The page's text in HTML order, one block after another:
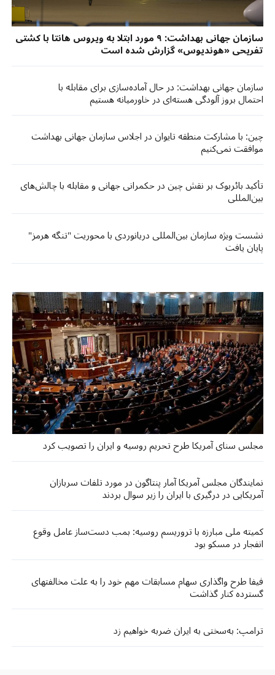
سازمان جهانی بهداشت: ۹ مورد ابتلا به ویروس هانتا با کشتی
تفریحی «هوندیوس» گزارش شده است
سازمان جهانی بهداشت: در حال آماده‌سازی برای مقابله با
احتمال بروز آلودگی هسته‌ای در خاورمیانه هستیم
چین: با مشارکت منطقه تایوان در اجلاس سازمان جهانی بهداشت
موافقت نمی‌کنیم
تأکید بائربوک بر نقش چین در حکمرانی جهانی و مقابله با چالش‌های
بین‌المللی
نشست ویژه سازمان بین‌المللی دریانوردی با محوریت "تنگه هرمز"
پایان یافت
مجلس سنای آمریکا طرح تحریم روسیه و ایران را تصویب کرد
نمایندگان مجلس آمریکا آمار پنتاگون در مورد تلفات سربازان
آمریکایی در درگیری با ایران را زیر سوال بردند
کمیته ملی مبارزه با تروریسم روسیه: بمب دست‌ساز عامل وقوع
انفجار در مسکو بود
فیفا طرح واگذاری سهام مسابقات مهم خود را به علت مخالفتهای
گسترده کنار گذاشت
ترامپ: به‌سختی به ایران ضربه خواهیم زد